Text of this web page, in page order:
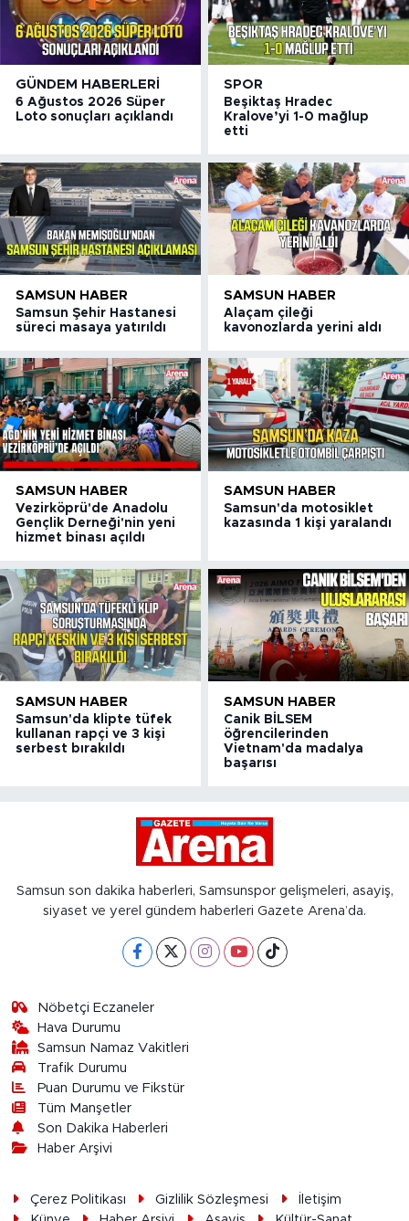
GÜNDEM HABERLERI
6 Ağustos 2026 Süper
Loto sonuçları açıklandı
SPOR
Beşiktaş Hradec
Kralove’yi 1-0 mağlup
etti
SAMSUN HABER
Samsun Şehir Hastanesi
süreci masaya yatırıldı
SAMSUN HABER
Alaçam çileği
kavonozlarda yerini aldı
SAMSUN HABER
Vezirköprü'de Anadolu
Gençlik Derneği'nin yeni
hizmet binası açıldı
SAMSUN HABER
Samsun'da motosiklet
kazasında 1 kişi yaralandı
SAMSUN HABER
Samsun'da klipte tüfek
kullanan rapçi ve 3 kişi
serbest bırakıldı
SAMSUN HABER
Canik BİLSEM
öğrencilerinden
Vietnam'da madalya
başarısı
Samsun son dakika haberleri, Samsunspor gelişmeleri, asayiş,
siyaset ve yerel gündem haberleri Gazete Arena’da.
Nöbetçi Eczaneler
Hava Durumu
Samsun Namaz Vakitleri
Trafik Durumu
Puan Durumu ve Fikstür
Tüm Manşetler
Son Dakika Haberleri
Haber Arşivi
Çerez Politikası Gizlilik Sözleşmesi
İletişim